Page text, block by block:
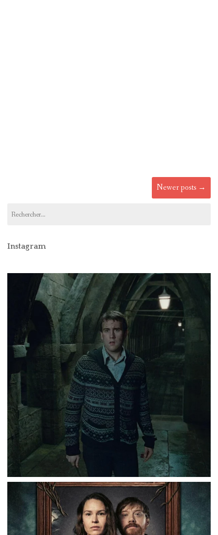
Newer posts →
Instagram